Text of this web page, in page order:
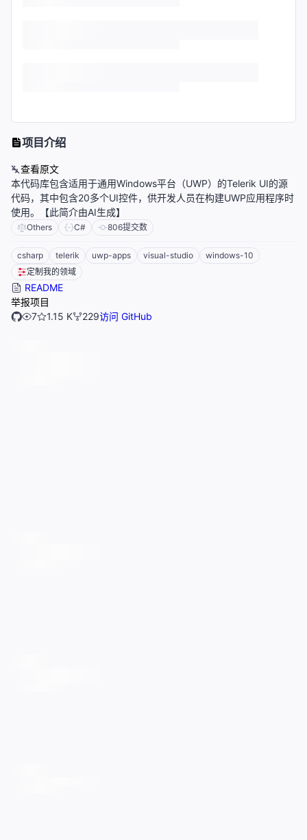
项目介绍
查看原文
本代码库包含适用于通用Windows平台（UWP）的Telerik UI的源
代码，其中包含20多个UI控件，供开发人员在构建UWP应用程序时
使用。【此简介由AI生成】
Others C# 806提交数
csharp telerik uwp-apps visual-studio
windows-10
定制我的领域
README
举报项目
7
1.15 K 229访问 GitHub